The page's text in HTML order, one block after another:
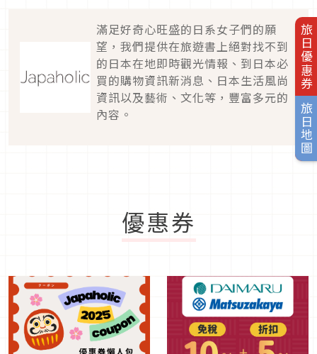
旅日優惠券
旅日地圖
滿足好奇心旺盛的日系女子們的願
望，我們提供在旅遊書上絕對找不到
的日本在地即時觀光情報、到日本必
買的購物資訊新消息、日本生活風尚
資訊以及藝術、文化等，豐富多元的
內容。
優惠券